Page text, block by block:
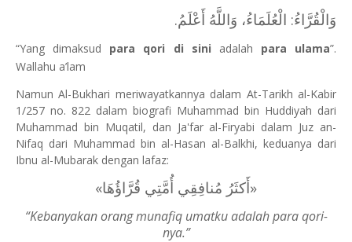
وَالْقُرَّاءُ: الْعُلَمَاءُ، وَاللَّهُ أَعْلَمُ.
“Yang dimaksud para qori di sini adalah para ulama”.
Wallahu a’lam
Namun Al-Bukhari meriwayatkannya dalam At-Tarikh al-Kabir
1/257 no. 822 dalam biografi Muhammad bin Huddiyah dari
Muhammad bin Muqatil, dan Ja'far al-Firyabi dalam Juz an-
Nifaq dari Muhammad bin al-Hasan al-Balkhi, keduanya dari
Ibnu al-Mubarak dengan lafaz:
«أَكثَرُ مُنافِقِي أُمَّتِي قُرَّاؤُهَا»
“Kebanyakan orang munafiq umatku adalah para qori-
nya.”